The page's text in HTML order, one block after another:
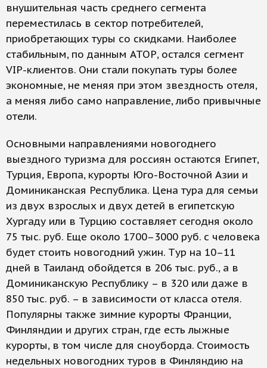
внушительная часть среднего сегмента
переместилась в сектор потребителей,
приобретающих туры со скидками. Наиболее
стабильным, по данным АТОР, остался сегмент
VIP-клиентов. Они стали покупать туры более
экономные, не меняя при этом звездность отеля,
а меняя либо само направление, либо привычные
отели.
Основными направлениями новогоднего
выездного туризма для россиян остаются Египет,
Турция, Европа, курорты Юго-Восточной Азии и
Доминиканская Республика. Цена тура для семьи
из двух взрослых и двух детей в египетскую
Хургаду или в Турцию составляет сегодня около
75 тыс. руб. Еще около 1700–3000 руб. с человека
будет стоить новогодний ужин. Tур на 10–11
дней в Таиланд обойдется в 206 тыс. руб., а в
Доминиканскую Республику – в 320 или даже в
850 тыс. руб. – в зависимости от класса отеля.
Популярны также зимние курорты Франции,
Финляндии и других стран, где есть лыжные
курорты, в том числе для сноуборда. Стоимость
недельных новогодних туров в Финляндию на